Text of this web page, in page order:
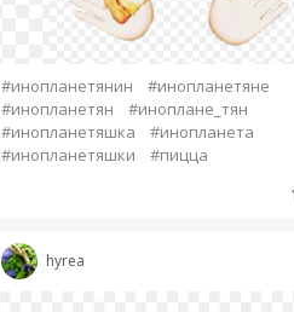
#инопланетянин
#инопланетяне
#инопланетян
#иноплане_тян
#инопланетяшка
#инопланета
#инопланетяшки
#пицца
hyrea